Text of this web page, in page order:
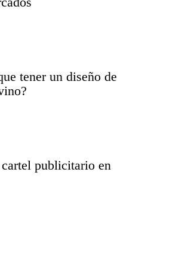
tener un diseño de
publicitario en